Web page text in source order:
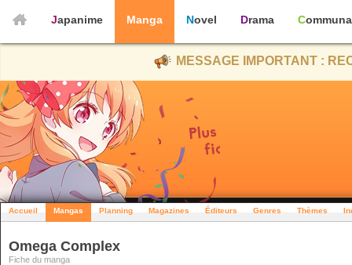
Japanime Manga Novel Drama
MESSAGE IMPORTANT :
Accueil Mangas Planning Magazines Éditeurs Genres Thèmes
Omega Complex
Fiche du manga